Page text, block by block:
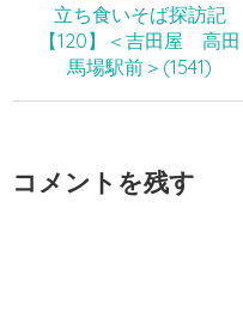
立ち食いそば探訪記
【120】＜吉田屋 高田
馬場駅前＞(1541)
コメントを残す